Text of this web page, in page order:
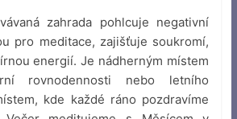
zahrada pohlcuje negativní
pro meditace, zajišťuje soukromí,
energií. Je nádherným místem
rovnodennosti nebo letního
kde každé ráno pozdravíme